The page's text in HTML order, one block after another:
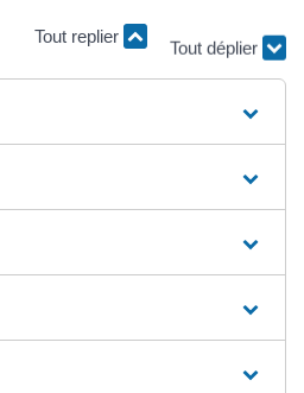
Tout replier Tout déplier